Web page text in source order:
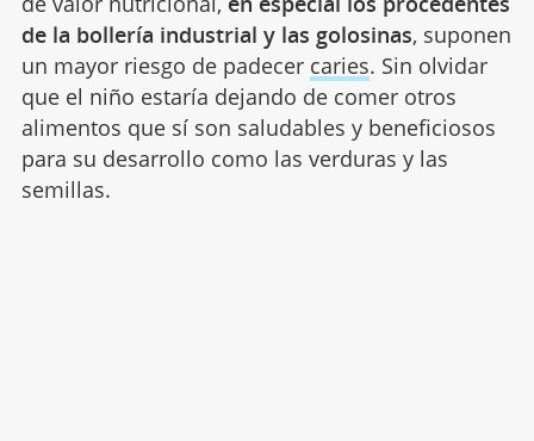
de la bollería industrial y las golosinas, suponen
un mayor riesgo de padecer caries. Sin olvidar
que el niño estaría dejando de comer otros
alimentos que sí son saludables y beneficiosos
para su desarrollo como las verduras y las
semillas.